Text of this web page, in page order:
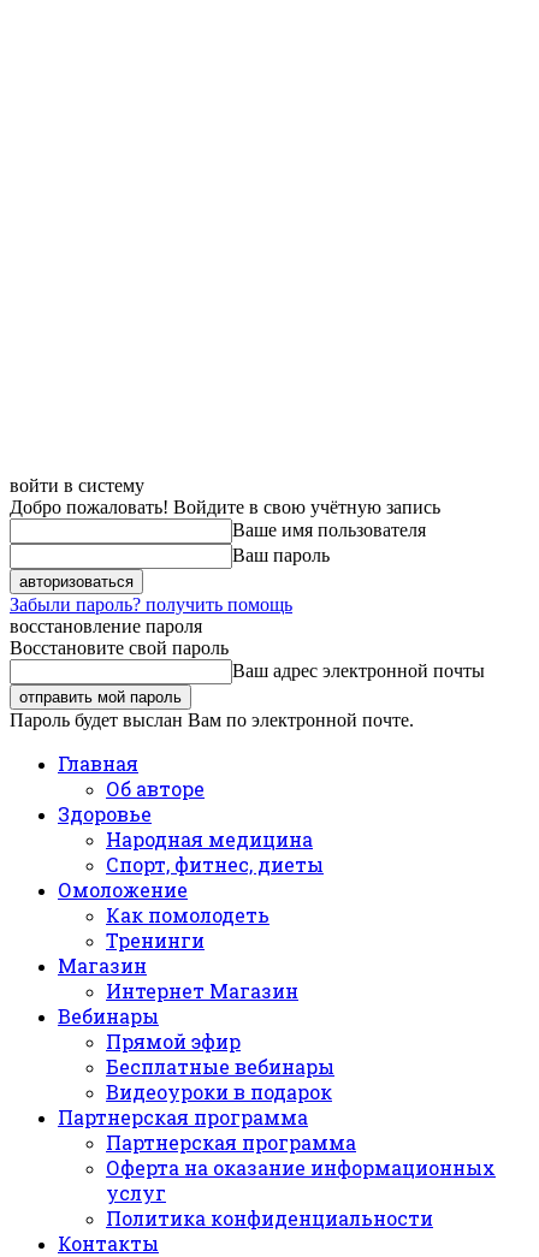
войти в систему
Добро пожаловать! Войдите в свою учётную запись
Ваше имя пользователя
Ваш пароль
Забыли пароль? получить помощь
восстановление пароля
Восстановите свой пароль
Ваш адрес электронной почты
Пароль будет выслан Вам по электронной почте.
Главная
Об авторе
Здоровье
Народная медицина
Спорт, фитнес, диеты
Омоложение
Как помолодеть
Тренинги
Магазин
Интернет Магазин
Вебинары
Прямой эфир
Бесплатные вебинары
Видеоуроки в подарок
Партнерская программа
Партнерская программа
Оферта на оказание информационных
услуг
Политика конфиденциальности
Контакты